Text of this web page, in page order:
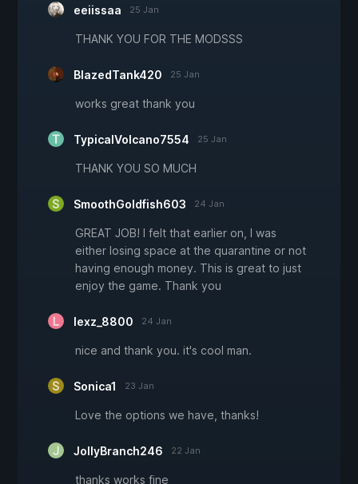
eeiissaa 25 Jan
THANK YOU FOR THE MODSSS
BlazedTank420 25 Jan
works great thank you
TypicalVolcano7554 25 Jan
THANK YOU SO MUCH
SmoothGoldfish603 24 Jan
GREAT JOB! I felt that earlier on, I was
either losing space at the quarantine or not
having enough money. This is great to just
enjoy the game. Thank you
lexz_8800 24 Jan
nice and thank you. it's cool man.
Sonica1 23 Jan
Love the options we have, thanks!
JollyBranch246 22 Jan
thanks works fine